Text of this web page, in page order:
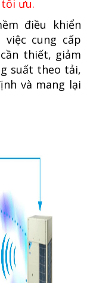
ưu.
điều khiển
cung cấp
thiết, giảm
suất theo tải,
và mang lại